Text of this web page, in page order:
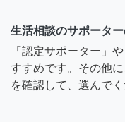
生活相談のサポータ
「認定サポーター」
すすめです。その他
を確認して、選んでく